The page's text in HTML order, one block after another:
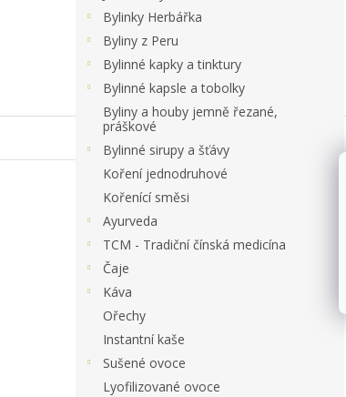
Bylinky Herbářka
Byliny z Peru
Bylinné kapky a tinktury
Bylinné kapsle a tobolky
Byliny a houby jemně řezané,
práškové
Bylinné sirupy a šťávy
Koření jednodruhové
Kořenící směsi
Ayurveda
TCM - Tradiční čínská medicína
Čaje
Káva
Ořechy
Instantní kaše
Sušené ovoce
Lyofilizované ovoce